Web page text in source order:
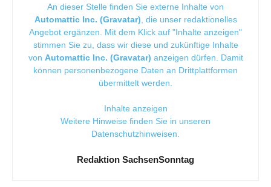
An dieser Stelle finden Sie externe Inhalte von
Automattic Inc. (Gravatar) , die unser redaktionelles
Angebot ergänzen. Mit dem Klick auf "Inhalte anzeigen"
stimmen Sie zu, dass wir diese und zukünftige Inhalte
von Automattic Inc. (Gravatar) anzeigen dürfen. Damit
können personenbezogene Daten an Drittplattformen
übermittelt werden.
Inhalte anzeigen
Weitere Hinweise finden Sie in unseren
Datenschutzhinweisen
Redaktion SachsenSonntag